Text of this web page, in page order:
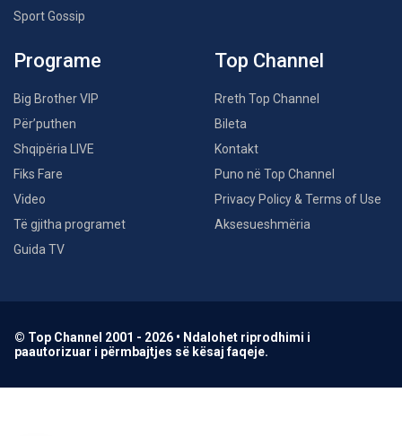
Sport Gossip
Programe
Big Brother VIP
Për’puthen
Shqipëria LIVE
Fiks Fare
Video
Të gjitha programet
Guida TV
Top Channel
Rreth Top Channel
Bileta
Kontakt
Puno në Top Channel
Privacy Policy & Terms of Use
Aksesueshmëria
© Top Channel 2001 - 2026 • Ndalohet riprodhimi i
paautorizuar i përmbajtjes së kësaj faqeje.